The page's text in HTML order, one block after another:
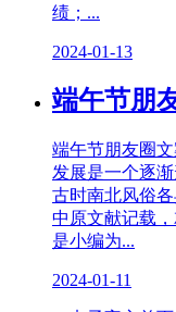
绩；...
2024-01-13
端午节朋
端午节朋友圈
发展是一个逐
古时南北风俗
中原文献记载
是小编为...
2024-01-11